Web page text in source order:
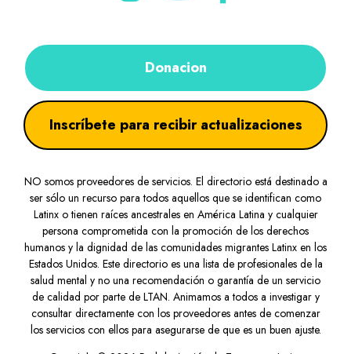
Donacion
Inscríbete para recibir actualizaciones
NO somos proveedores de servicios. El directorio está destinado a
ser sólo un recurso para todos aquellos que se identifican como
Latinx o tienen raíces ancestrales en América Latina y cualquier
persona comprometida con la promoción de los derechos
humanos y la dignidad de las comunidades migrantes Latinx en los
Estados Unidos. Este directorio es una lista de profesionales de la
salud mental y no una recomendación o garantía de un servicio
de calidad por parte de LTAN. Animamos a todos a investigar y
consultar directamente con los proveedores antes de comenzar
los servicios con ellos para asegurarse de que es un buen ajuste.